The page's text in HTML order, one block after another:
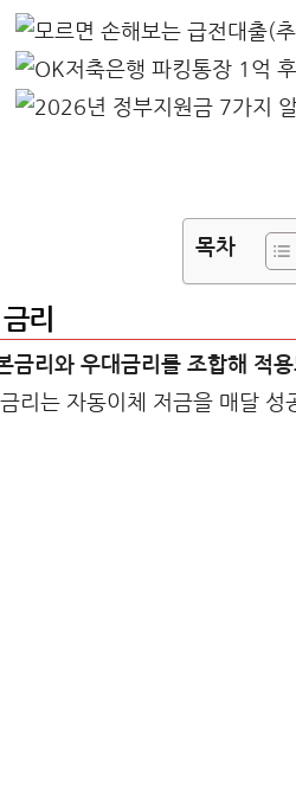
목차
리
금리와 우대금리를 조합해 적
리는 자동이체 저금을 매달 성